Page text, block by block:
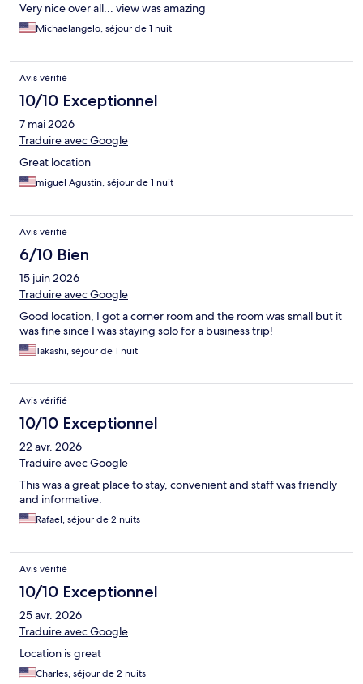
Very nice over all... view was amazing
Michaelangelo, séjour de 1 nuit
Avis vérifié
10/10 Exceptionnel
7 mai 2026
Traduire avec Google
Great location
miguel Agustin, séjour de 1 nuit
Avis vérifié
6/10 Bien
15 juin 2026
Traduire avec Google
Good location, I got a corner room and the room was small but it
was fine since I was staying solo for a business trip!
Takashi, séjour de 1 nuit
Avis vérifié
10/10 Exceptionnel
22 avr. 2026
Traduire avec Google
This was a great place to stay, convenient and staff was friendly
and informative.
Rafael, séjour de 2 nuits
Avis vérifié
10/10 Exceptionnel
25 avr. 2026
Traduire avec Google
Location is great
Charles, séjour de 2 nuits